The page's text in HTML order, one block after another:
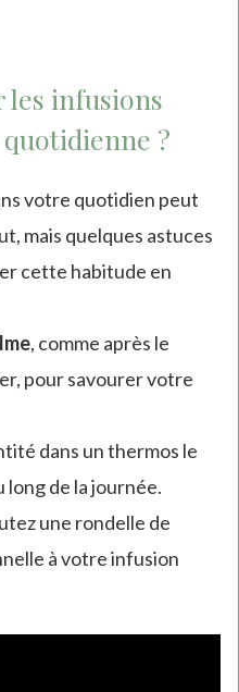
infusions
?
votre quotidien peut
mais quelques astuces
cette habitude en
, comme après le
pour savourer votre
dans un thermos le
de la journée.
une rondelle de
à votre infusion